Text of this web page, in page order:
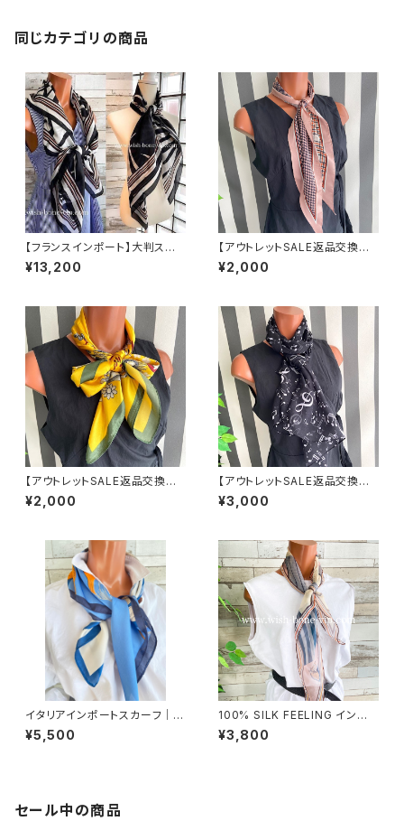
同じカテゴリの商品
【フランスインポート】大判スク
エア｜100％シルク SILKスカ
ーフ/シックカラー
¥13,200
【アウトレットSALE返品交換不
可8/20まで】【フランスインポー
ト】 斜めカットひし形ロングスカ
¥2,000
【アウトレットSALE返品交換不
可8/20まで】【フランスインポー
ト】 90cm大判スクエア 室内ス
¥2,000
【アウトレットSALE返品交換不
可8/20まで】インポートスカー
フ 透けシフォンロングスカーフ
¥3,000
イタリアインポートスカーフ｜小
さめスカーフ ツヤスカーフ・SIL
K風 バッグスカーフ/ブルー系フ
¥5,500
100% SILK FEELING インポ
ートスカーフ｜ 透けシフォンス
カーフ・アレンジ小さめスカー
¥3,800
セール中の商品